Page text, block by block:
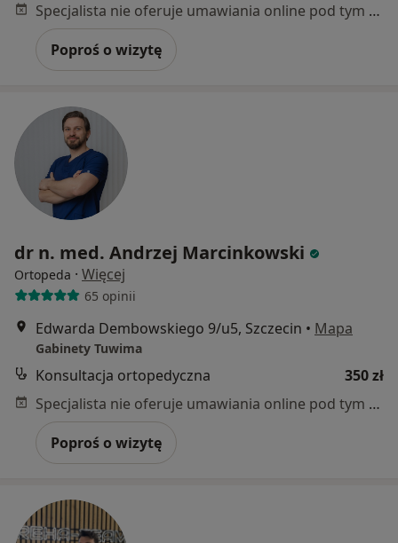
Specjalista nie oferuje umawiania online pod tym adresem.
Poproś o wizytę
dr n. med. Andrzej Marcinkowski
Ortopeda · Więcej
65 opinii
Edwarda Dembowskiego 9/u5, Szczecin • Mapa
Gabinety Tuwima
Konsultacja ortopedyczna
350 zł
Specjalista nie oferuje umawiania online pod tym adresem.
Poproś o wizytę